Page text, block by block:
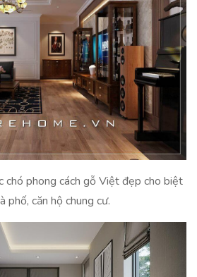
chó phong cách gỗ Việt đẹp cho biệt
phố, căn hộ chung cư.